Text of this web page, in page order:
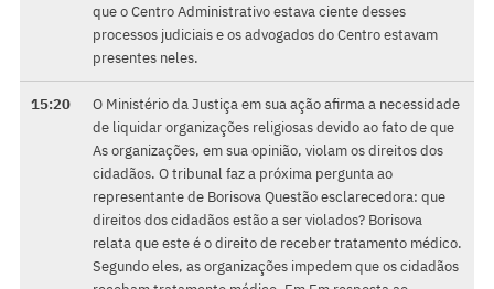
que o Centro Administrativo estava ciente desses
processos judiciais e os advogados do Centro estavam
presentes neles.
15:20
O Ministério da Justiça em sua ação afirma a necessidade
de liquidar organizações religiosas devido ao fato de que
As organizações, em sua opinião, violam os direitos dos
cidadãos. O tribunal faz a próxima pergunta ao
representante de Borisova Questão esclarecedora: que
direitos dos cidadãos estão a ser violados? Borisova
relata que este é o direito de receber tratamento médico.
Segundo eles, as organizações impedem que os cidadãos